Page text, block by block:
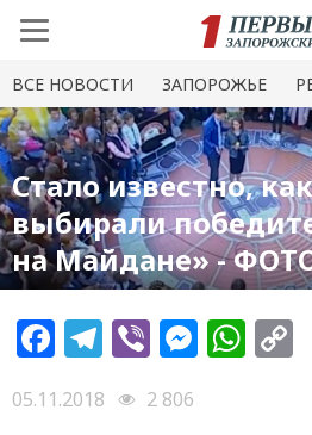
ВСЕ НОВОСТИ ЗАПОРОЖЬЕ
Стало известно,
выбирали
на Майдане» -
Facebook
Telegram
Viber
05.11.2018
2 806